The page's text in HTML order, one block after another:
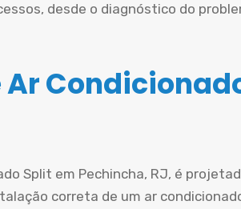
desde o diagnóstico do
Split em Pechincha, RJ, é
correta de um ar